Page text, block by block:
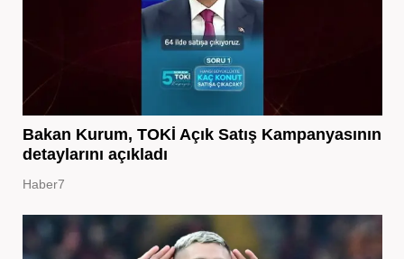
Bakan Kurum, TOKİ Açık Satış Kampanyasının
detaylarını açıkladı
Haber7